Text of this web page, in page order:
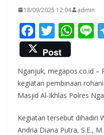
18/09/2025 12:04 admin
F
ac
e
b
o
k
T
w
itt
er
W
s
A
p
Post
Nganjuk, megapos.co.id –
kegiatan pembinaan
Masjid Al-Ikhlas Polres
Kegiatan tersebut dihadiri
Andria Diana Putra, S.E.,